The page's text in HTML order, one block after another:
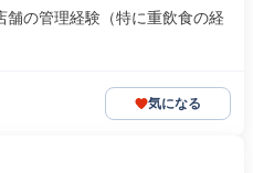
の管理経験（特に重飲食の経
気になる